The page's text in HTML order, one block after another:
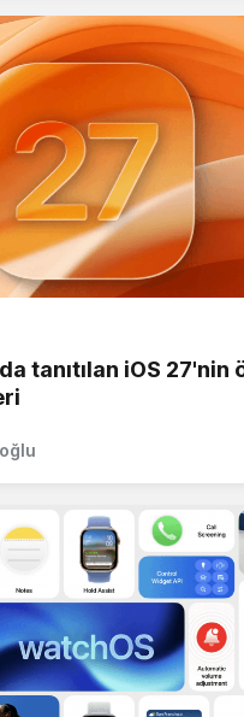
tanıtılan iOS 27'nin